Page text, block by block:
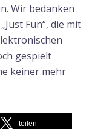
Wir bedanken
Fun“, die mit
gespielt
keiner mehr
teilen